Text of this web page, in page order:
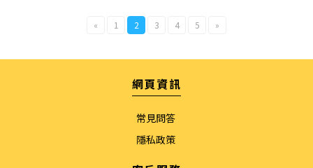
« 1 2 3 4 5 »
網頁資訊
常見問答
隱私政策